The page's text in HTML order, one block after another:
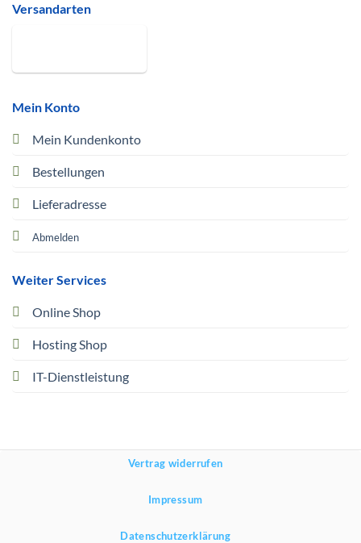
Mein Konto
Mein Kundenkonto
Bestellungen
Lieferadresse
Abmelden
Weiter Services
Online Shop
Hosting Shop
IT-Dienstleistung
Versandarten
Vertrag widerrufen
Impressum
Datenschutzerklärung